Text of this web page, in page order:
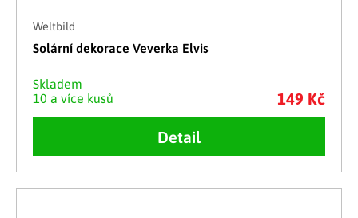
Weltbild
Solární dekorace Veverka Elvis
Skladem
10 a více kusů
149 Kč
Detail